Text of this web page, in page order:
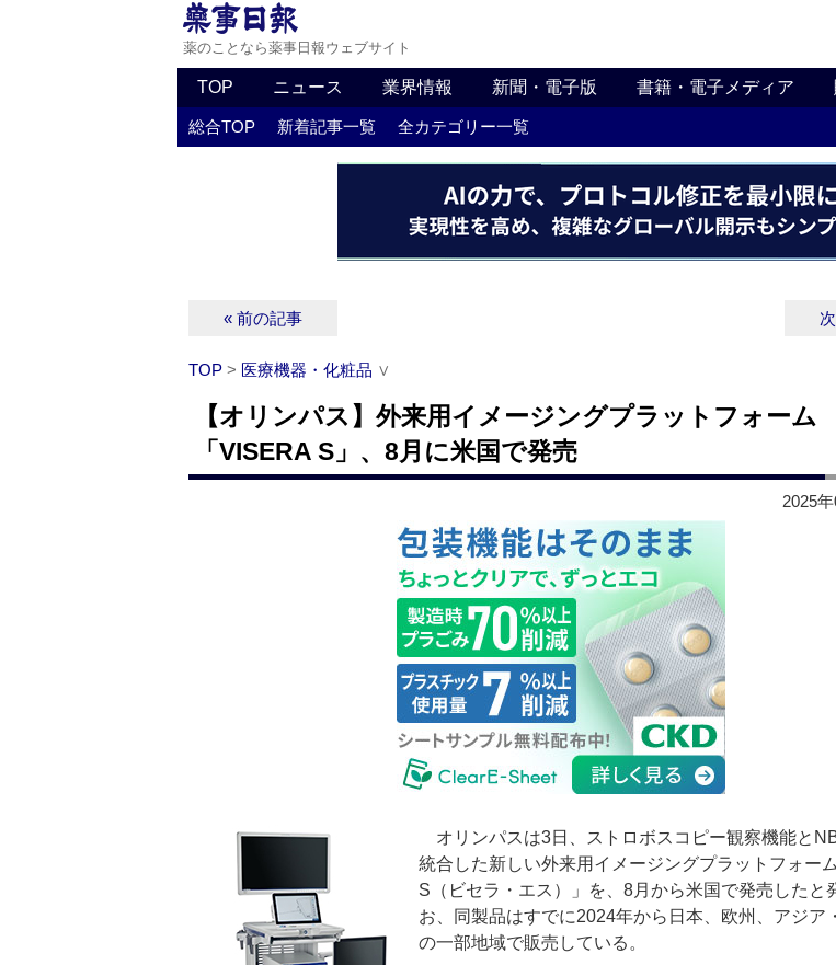
薬のことなら薬事日報ウェブサイト
TOP ニュース 業界情報 新聞・電子版 書籍・電子メディア
総合TOP 新着記事一覧 全カテゴリー一覧
« 前の記事
TOP > 医療機器・化粧品 ∨
【オリンパス】外来用イメージングプラットフォーム
「VISERA S」、8月に米国で発売
2025
オリンパスは3日、ストロボスコピー観察機能と
統合した新しい外来用イメージングプラットフォー
S（ビセラ・エス）」を、8月から米国で発売したと
お、同製品はすでに2024年から日本、欧州、アジア
の一部地域で販売している。